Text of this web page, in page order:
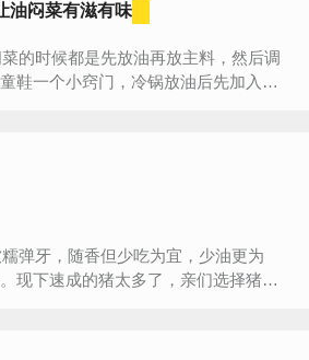
油闷菜有滋有味
鞋一个小窍门，冷锅放油后先加入适
现下速成的猪太多了，亲们选择猪肉